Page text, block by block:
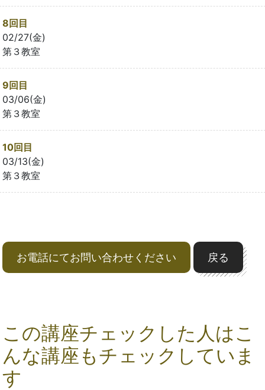
8回目
02/27(金)
第３教室
9回目
03/06(金)
第３教室
10回目
03/13(金)
第３教室
お電話にてお問い合わせください 戻る
この講座チェックした人はこ
んな講座もチェックしていま
す